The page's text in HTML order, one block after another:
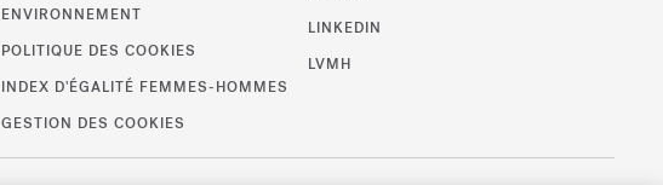
ENVIRONNEMENT
POLITIQUE DES COOKIES
INDEX D'ÉGALITÉ FEMMES-HOMMES
GESTION DES COOKIES
LINKEDIN
LVMH